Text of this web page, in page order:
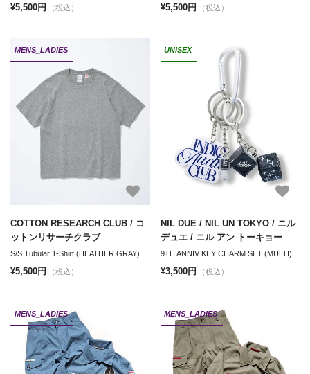
¥5,500円 （税込） ¥5,500円 （税込）
MENS_LADIES
COTTON RESEARCH CLUB / コ
ットンリサーチクラブ
S/S Tubular T-Shirt (HEATHER GRAY)
¥5,500円 （税込）
UNISEX
NIL DUE / NIL UN TOKYO / ニル
デュエ / ニル アン トーキョー
9TH ANNIV KEY CHARM SET (MULTI)
¥3,500円 （税込）
MENS_LADIES MENS_LADIES